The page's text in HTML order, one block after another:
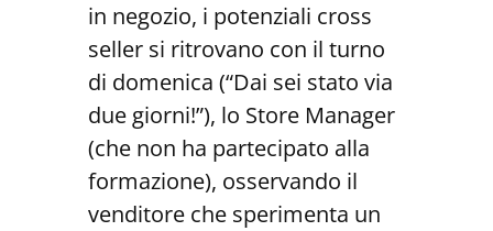
in negozio, i potenziali cross
seller si ritrovano con il turno
di domenica (“Dai sei stato via
due giorni!”), lo Store Manager
(che non ha partecipato alla
formazione), osservando il
venditore che sperimenta un